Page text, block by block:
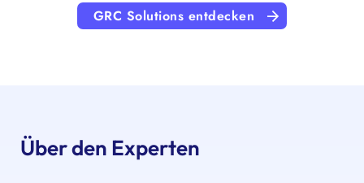
GRC Solutions entdecken
Über den Experten